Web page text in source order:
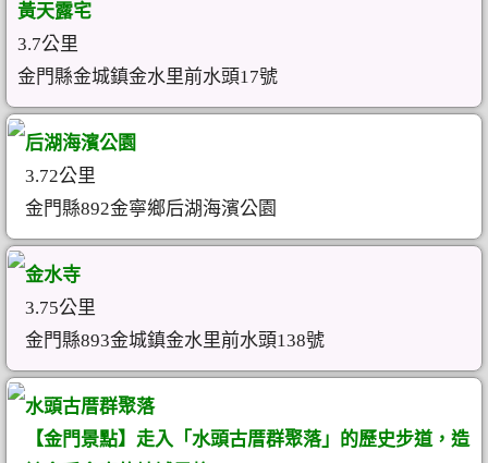
黃天露宅
3.7公里
金門縣金城鎮金水里前水頭17號
后湖海濱公園
3.72公里
金門縣892金寧鄉后湖海濱公園
金水寺
3.75公里
金門縣893金城鎮金水里前水頭138號
水頭古厝群聚落
【金門景點】走入「水頭古厝群聚落」的歷史步道，造